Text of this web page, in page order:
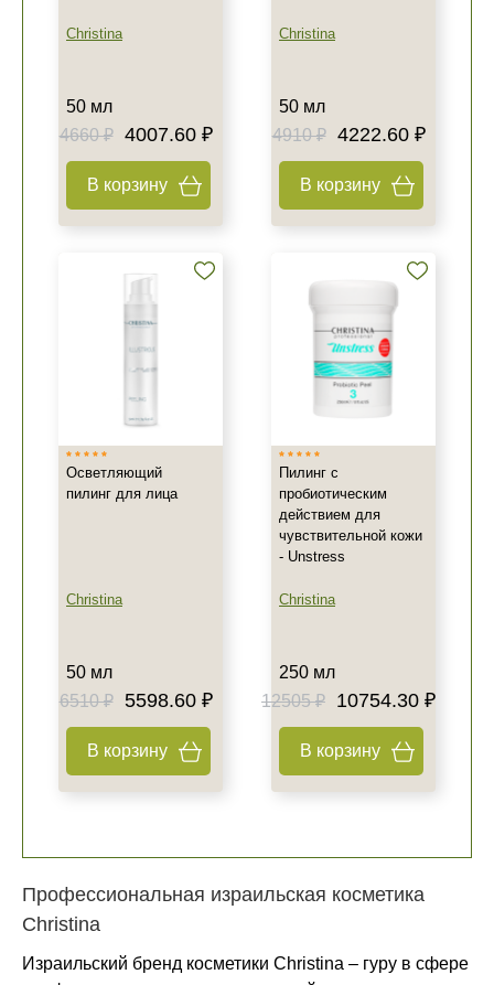
Christina
50 мл
4660 ₽
4007.60 ₽
В корзину
Christina
50 мл
4910 ₽
4222.60 ₽
В корзину
Осветляющий
пилинг для лица
Christina
50 мл
6510 ₽
5598.60 ₽
В корзину
Пилинг с
пробиотическим
действием для
чувствительной кожи
- Unstress
Christina
250 мл
12505 ₽
10754.30 ₽
В корзину
Профессиональная израильская косметика
Christina
Израильский бренд косметики Christina – гуру в сфере